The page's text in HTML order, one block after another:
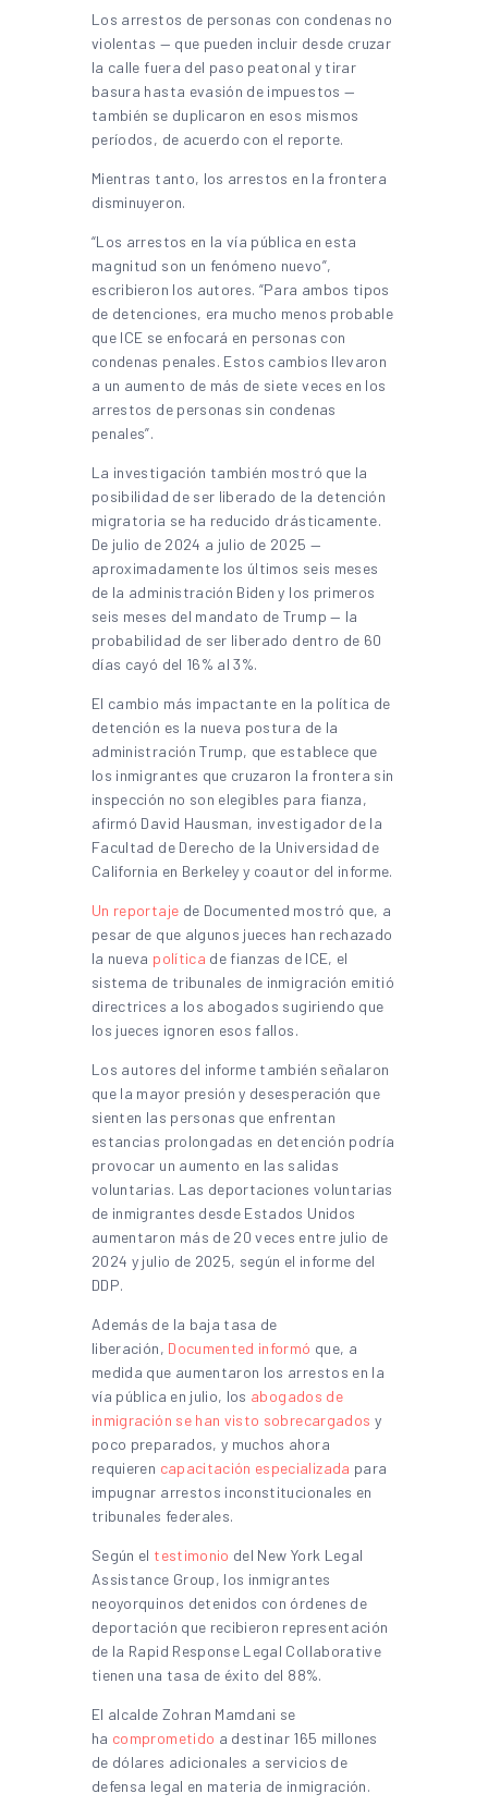
Los arrestos de personas con condenas no
violentas — que pueden incluir desde cruzar
la calle fuera del paso peatonal y tirar
basura hasta evasión de impuestos —
también se duplicaron en esos mismos
períodos, de acuerdo con el reporte.
Mientras tanto, los arrestos en la frontera
disminuyeron.
“Los arrestos en la vía pública en esta
magnitud son un fenómeno nuevo”,
escribieron los autores. “Para ambos tipos
de detenciones, era mucho menos probable
que ICE se enfocará en personas con
condenas penales. Estos cambios llevaron
a un aumento de más de siete veces en los
arrestos de personas sin condenas
penales”.
La investigación también mostró que la
posibilidad de ser liberado de la detención
migratoria se ha reducido drásticamente.
De julio de 2024 a julio de 2025 —
aproximadamente los últimos seis meses
de la administración Biden y los primeros
seis meses del mandato de Trump — la
probabilidad de ser liberado dentro de 60
días cayó del 16% al 3%.
El cambio más impactante en la política de
detención es la nueva postura de la
administración Trump, que establece que
los inmigrantes que cruzaron la frontera sin
inspección no son elegibles para fianza,
afirmó David Hausman, investigador de la
Facultad de Derecho de la Universidad de
California en Berkeley y coautor del informe.
Un reportaje de Documented mostró que, a
pesar de que algunos jueces han rechazado
la nueva política de fianzas de ICE, el
sistema de tribunales de inmigración emitió
directrices a los abogados sugiriendo que
los jueces ignoren esos fallos.
Los autores del informe también señalaron
que la mayor presión y desesperación que
sienten las personas que enfrentan
estancias prolongadas en detención podría
provocar un aumento en las salidas
voluntarias. Las deportaciones voluntarias
de inmigrantes desde Estados Unidos
aumentaron más de 20 veces entre julio de
2024 y julio de 2025, según el informe del
DDP.
Además de la baja tasa de
liberación, Documented informó que, a
medida que aumentaron los arrestos en la
vía pública en julio, los abogados de
inmigración se han visto sobrecargados y
poco preparados, y muchos ahora
requieren capacitación especializada para
impugnar arrestos inconstitucionales en
tribunales federales.
Según el testimonio del New York Legal
Assistance Group, los inmigrantes
neoyorquinos detenidos con órdenes de
deportación que recibieron representación
de la Rapid Response Legal Collaborative
tienen una tasa de éxito del 88%.
El alcalde Zohran Mamdani se
ha comprometido a destinar 165 millones
de dólares adicionales a servicios de
defensa legal en materia de inmigración.